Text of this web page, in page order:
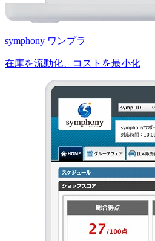
symphony ワンプラ
在庫を流動化、コストを最小化